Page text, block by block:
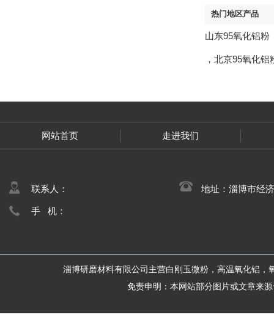
热门地区产品
山东95氧化铝粉
， 北京95氧化铝
网站首页 走进我们
联系人：
手 机：
地址：淄博市经
淄博研磨材料有限公司主营白刚玉微粉，高温氧化铝
免责申明：本网站部分图片或文章来